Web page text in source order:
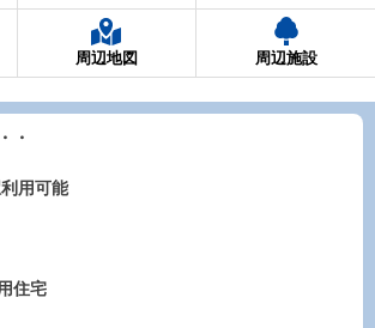
周辺地図 周辺施設
・
用可能
住宅